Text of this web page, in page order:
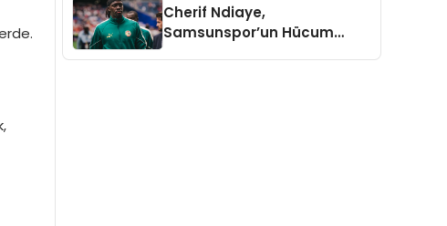
Cherif Ndiaye,
Samsunspor’un Hücum